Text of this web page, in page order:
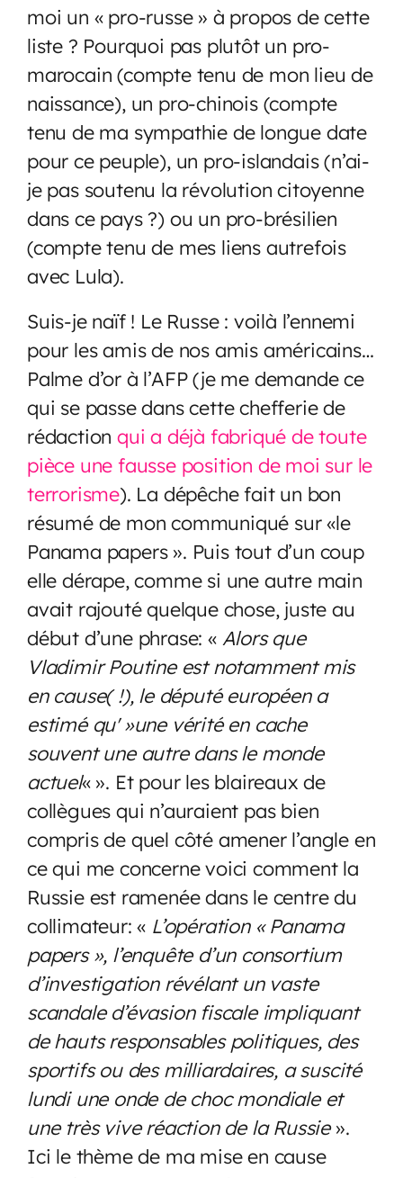
moi un « pro-russe » à propos de cette
liste ? Pourquoi pas plutôt un pro-
marocain (compte tenu de mon lieu de
naissance), un pro-chinois (compte
tenu de ma sympathie de longue date
pour ce peuple), un pro-islandais (n’ai-
je pas soutenu la révolution citoyenne
dans ce pays ?) ou un pro-brésilien
(compte tenu de mes liens autrefois
avec Lula).
Suis-je naïf ! Le Russe : voilà l’ennemi
pour les amis de nos amis américains…
Palme d’or à l’AFP (je me demande ce
qui se passe dans cette chefferie de
rédactionqui a déjà fabriqué de toute
pièce une fausse position de moi sur le
terrorisme). La dépêche fait un bon
résumé de mon communiqué sur «le
Panama papers ». Puis tout d’un coup
elle dérape, comme si une autre main
avait rajouté quelque chose, juste au
début d’une phrase: « Alors que
Vladimir Poutine est notamment mis
en cause( !), le député européen a
estimé qu' »une vérité en cache
souvent une autre dans le monde
actuel« ». Et pour les blaireaux de
collègues qui n’auraient pas bien
compris de quel côté amener l’angle en
ce qui me concerne voici comment la
Russie est ramenée dans le centre du
collimateur: « L’opération « Panama
papers », l’enquête d’un consortium
d’investigation révélant un vaste
scandale d’évasion fiscale impliquant
de hauts responsables politiques, des
sportifs ou des milliardaires, a suscité
lundi une onde de choc mondiale et
une très vive réaction de la Russie».
Ici le thème de ma mise en cause